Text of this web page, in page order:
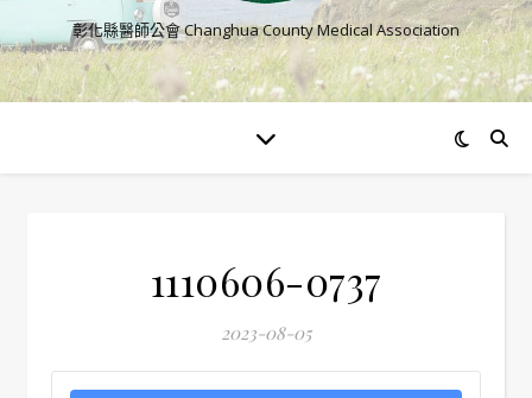
彰化縣醫師公會 Changhua County Medical Association
1110606-0737
2023-08-05